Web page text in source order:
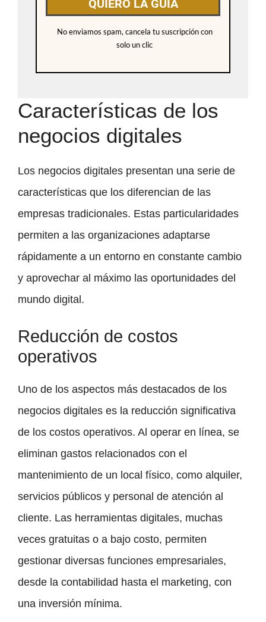
Características de los
negocios digitales
Los negocios digitales presentan una serie de
características que los diferencian de las
empresas tradicionales. Estas particularidades
permiten a las organizaciones adaptarse
rápidamente a un entorno en constante cambio
y aprovechar al máximo las oportunidades del
mundo digital.
Reducción de costos
operativos
Uno de los aspectos más destacados de los
negocios digitales es la reducción significativa
de los costos operativos. Al operar en línea, se
eliminan gastos relacionados con el
mantenimiento de un local físico, como alquiler,
servicios públicos y personal de atención al
cliente. Las herramientas digitales, muchas
veces gratuitas o a bajo costo, permiten
gestionar diversas funciones empresariales,
desde la contabilidad hasta el marketing, con
una inversión mínima.